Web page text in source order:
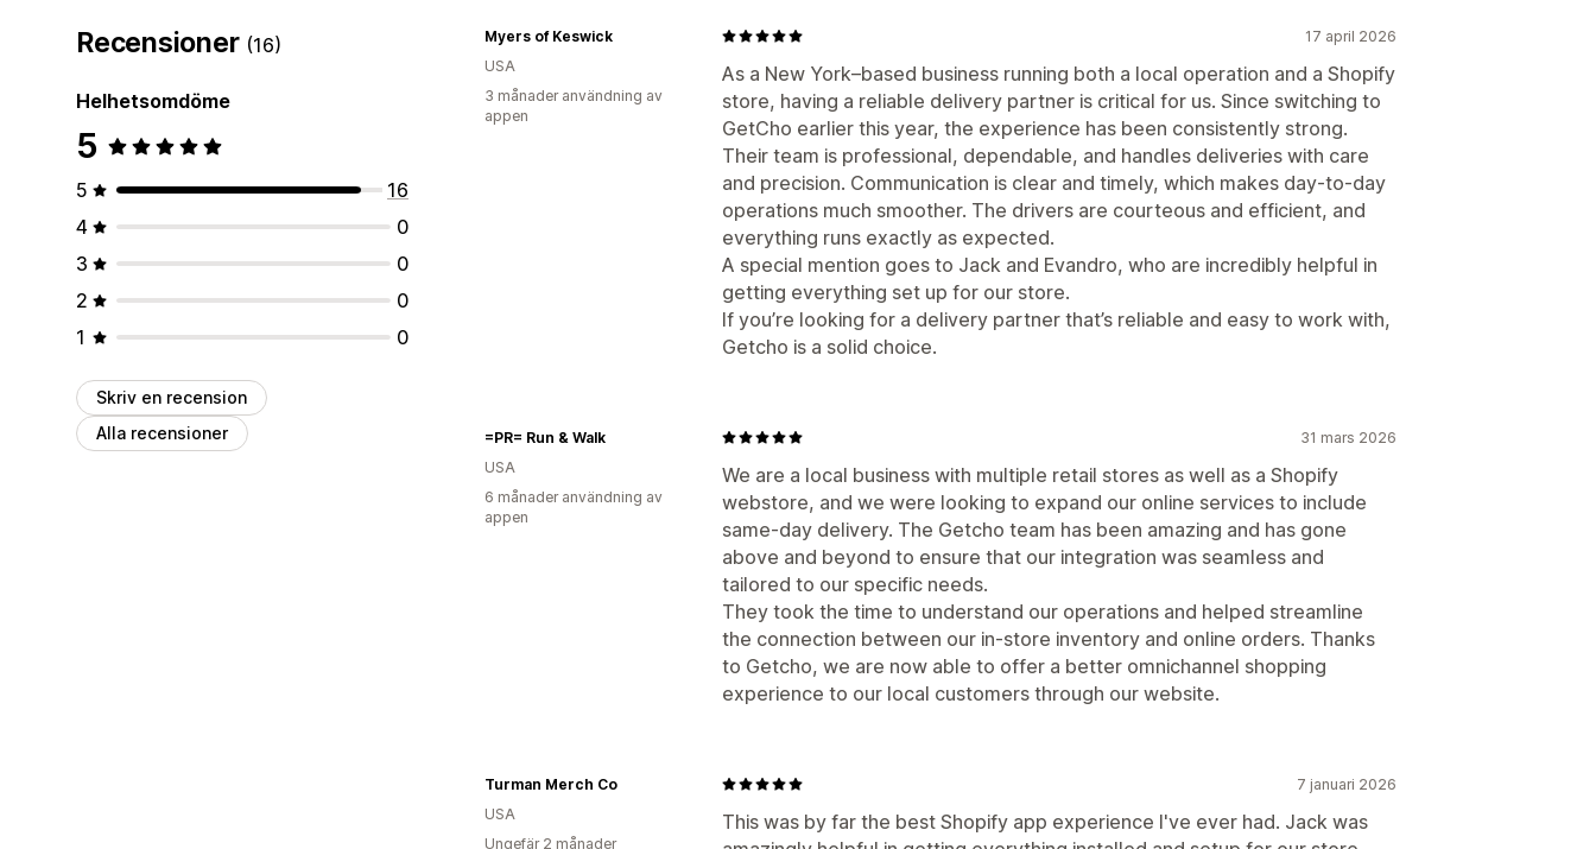
Hämtningsalternativ
I butik Flera platser Förberedelsetider Datumväljare Schemaläggning
Tidpunkter
Spårning i realtid
SMS-aviseringar Leveranskarta
E-postaviseringar
Beräknade leveransdagar Förarspårning
Push-meddelande för webben Spåra sidor Optimering av transportväg
Recensioner (16)
Helhetsomdöme
5
5
16
4
0
3
0
2
0
1
0
Skriv en recension
Alla recensioner
17 april 2026
As a New York–based business running both a local operation and a Shopify
store, having a reliable delivery partner is critical for us. Since switching to
GetCho earlier this year, the experience has been consistently strong.
Their team is professional, dependable, and handles deliveries with care
and precision. Communication is clear and timely, which makes day-to-day
operations much smoother. The drivers are courteous and efficient, and
everything runs exactly as expected.
A special mention goes to Jack and Evandro, who are incredibly helpful in
getting everything set up for our store.
If you’re looking for a delivery partner that’s reliable and easy to work with,
Getcho is a solid choice.
Myers of Keswick
USA
3 månader användning av
appen
31 mars 2026
We are a local business with multiple retail stores as well as a Shopify
webstore, and we were looking to expand our online services to include
same-day delivery. The Getcho team has been amazing and has gone
above and beyond to ensure that our integration was seamless and
tailored to our specific needs.
They took the time to understand our operations and helped streamline
the connection between our in-store inventory and online orders. Thanks
to Getcho, we are now able to offer a better omnichannel shopping
experience to our local customers through our website.
=PR= Run & Walk
USA
6 månader användning av
appen
7 januari 2026
This was by far the best Shopify app experience I've ever had. Jack was
Turman Merch Co
USA
Ungefär 2 månader